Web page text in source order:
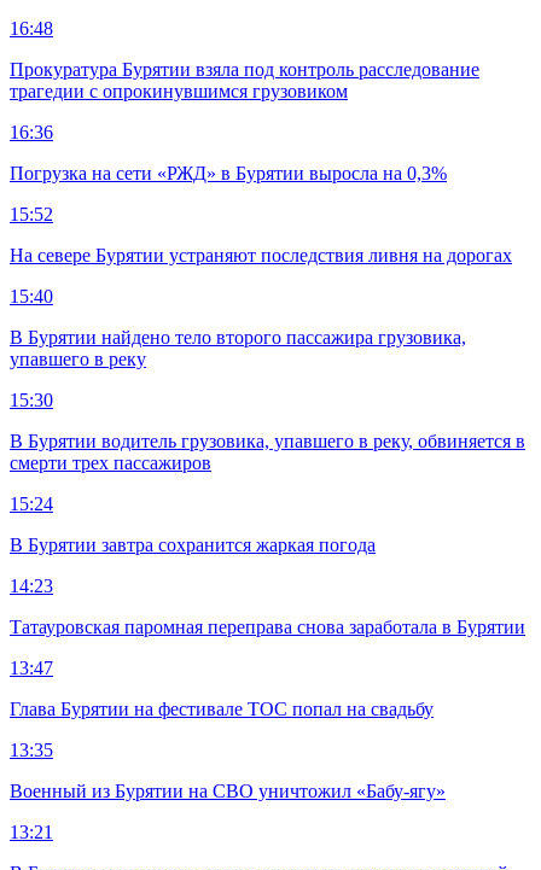
16:48
Прокуратура Бурятии взяла под контроль расследование
трагедии с опрокинувшимся грузовиком
16:36
Погрузка на сети «РЖД» в Бурятии выросла на 0,3%
15:52
На севере Бурятии устраняют последствия ливня на дорогах
15:40
В Бурятии найдено тело второго пассажира грузовика,
упавшего в реку
15:30
В Бурятии водитель грузовика, упавшего в реку, обвиняется в
смерти трех пассажиров
15:24
В Бурятии завтра сохранится жаркая погода
14:23
Татауровская паромная переправа снова заработала в Бурятии
13:47
Глава Бурятии на фестивале ТОС попал на свадьбу
13:35
Военный из Бурятии на СВО уничтожил «Бабу-ягу»
13:21